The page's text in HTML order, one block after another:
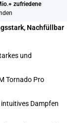
zufriedene
Nachfüllbar
und
Tornado Pro
Dampfen